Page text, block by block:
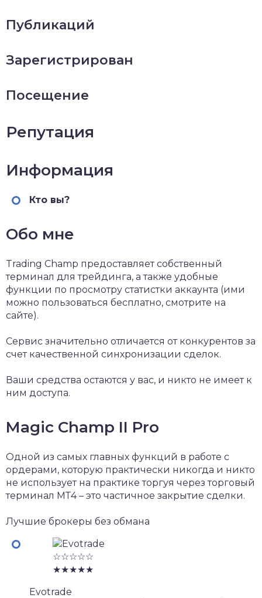
Публикаций
Зарегистрирован
Посещение
Репутация
Информация
Кто вы?
Обо мне
Trading Champ предоставляет собственный
терминал для трейдинга, а также удобные
функции по просмотру статистки аккаунта (ими
можно пользоваться бесплатно, смотрите на
сайте).
Сервис значительно отличается от конкурентов за
счет качественной синхронизации сделок.
Ваши средства остаются у вас, и никто не имеет к
ним доступа.
Magic Champ II Pro
Одной из самых главных функций в работе с
ордерами, которую практически никогда и никто
не использует на практике торгуя через торговый
терминал МТ4 – это частичное закрытие сделки.
Лучшие брокеры без обмана
☆☆☆☆☆
★★★★★
Evotrade